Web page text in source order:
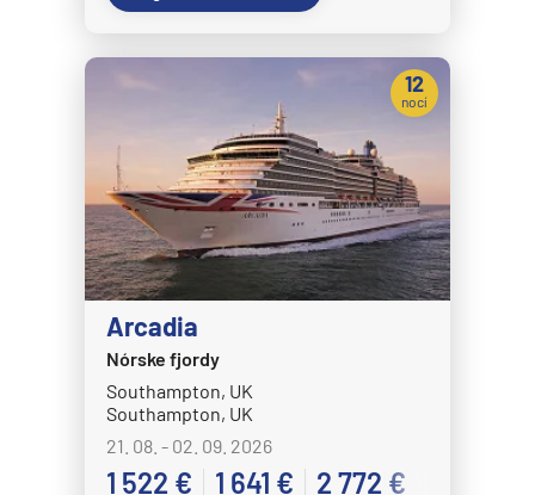
Arcadia
Nórske fjordy
Southampton, UK
Southampton, UK
21. 08. - 02. 09. 2026
1 522 € 1 641 € 2 772 €
12
nocí